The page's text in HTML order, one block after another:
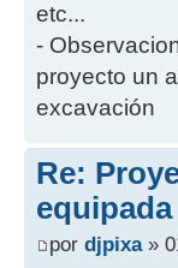
etc...
-
proyecto un
excavación
Re:
equipada
por djpixa»